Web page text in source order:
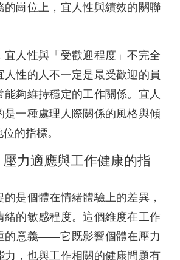
的崗位上，宜人性與績效的關聯
宜人性與「受歡迎程度」不完全
人性的人不一定是最受歡迎的員
能夠維持穩定的工作關係。宜人
是一種處理人際關係的風格與傾
的指標。
力適應與工作健康的指
是個體在情緒體驗上的差異，
緒的敏感程度。這個維度在工作
的意義——它既影響個體在壓力
力，也與工作相關的健康問題有